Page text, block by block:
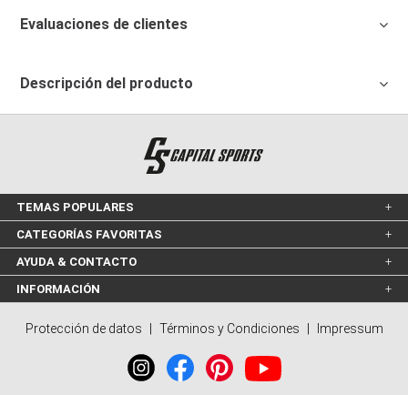
Evaluaciones de clientes
Descripción del producto
TEMAS POPULARES
CATEGORÍAS FAVORITAS
AYUDA & CONTACTO
INFORMACIÓN
Protección de datos Términos y Condiciones Impressum